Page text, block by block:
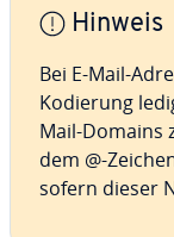
Hinweis
Bei E-Mail-
Kodierung
Mail-Domains
dem @-
sofern dieser